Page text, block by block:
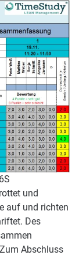
und
auf und richten
Des
Abschluss